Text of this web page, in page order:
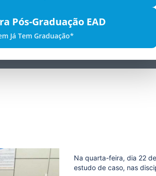
Pós-Graduação EAD
Já Tem Graduação*
Na quarta-feira, dia 22
estudo de caso, nas